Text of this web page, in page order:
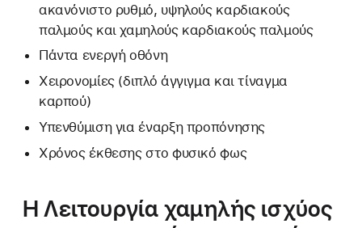
ακανόνιστο ρυθμό, υψηλούς καρδιακούς
παλμούς και χαμηλούς καρδιακούς παλμούς
Πάντα ενεργή οθόνη
Χειρονομίες (διπλό άγγιγμα και τίναγμα
καρπού)
Υπενθύμιση για έναρξη προπόνησης
Χρόνος έκθεσης στο φυσικό φως
Η Λειτουργία χαμηλής ισχύος